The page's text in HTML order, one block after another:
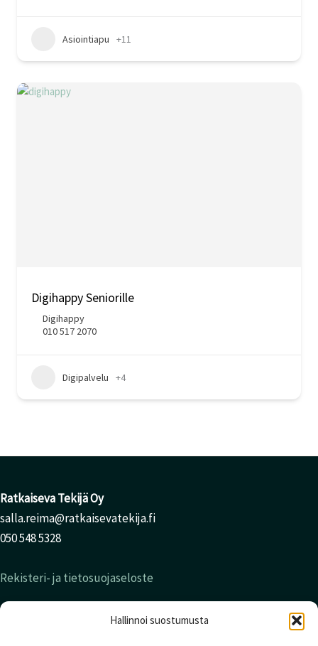
Hallinnoi suostumusta
Asiointiapu +11
Digihappy Seniorille
Digihappy
010 517 2070
Digipalvelu +4
Ratkaiseva Tekijä Oy
salla.reima@ratkaisevatekija.fi
050 548 5328
Rekisteri- ja tietosuojaseloste